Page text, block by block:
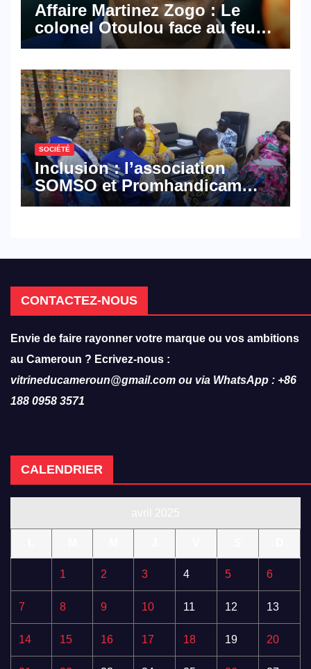
Affaire Martinez Zogo : Le
colonel Otoulou face au feu
croisé des avocats de la
SOCIÉTÉ
Inclusion : l’association
SOMSO et Promhandicam
militent en faveur d’une
CONTACTEZ-NOUS
Envie de faire rayonner votre marque ou vos ambitions
au Cameroun ? Ecrivez-nous :
vitrineducameroun@gmail.com ou via WhatsApp : +86
188 0958 3571
CALENDRIER
1 2 3 4 5 6
7 8 9 10 11 12 13
14 15 16 17 18 19 20